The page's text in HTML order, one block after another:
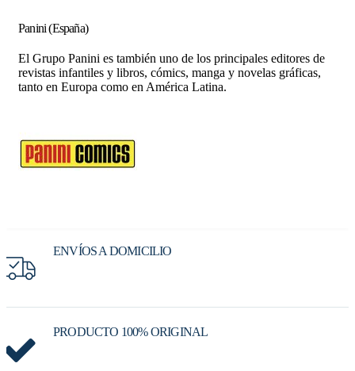
Panini (España)
El Grupo Panini es también uno de los principales editores de
revistas infantiles y libros, cómics, manga y novelas gráficas,
tanto en Europa como en América Latina.
ENVÍOS A DOMICILIO
PRODUCTO 100% ORIGINAL